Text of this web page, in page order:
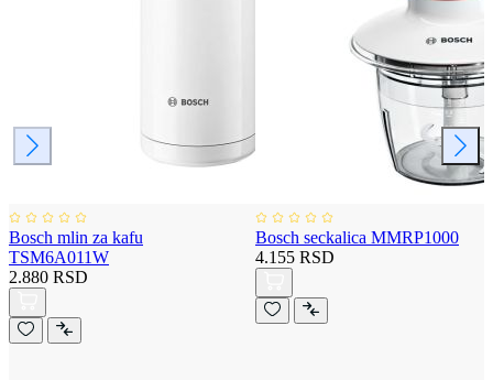
Bosch mlin za kafu
TSM6A011W
2.880 RSD
Bosch seckalica MMRP1000
4.155 RSD